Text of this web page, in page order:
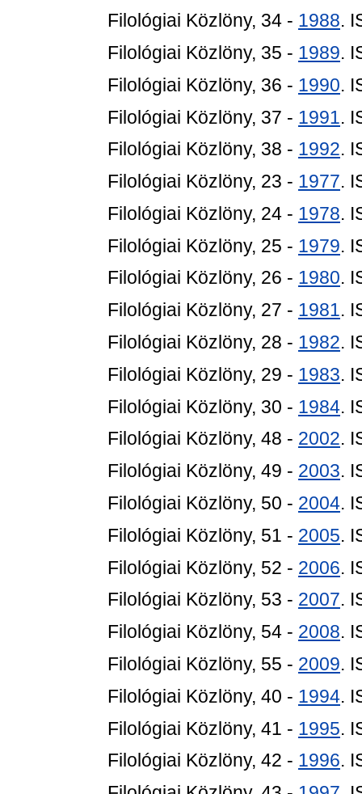
Filológiai Közlöny, 34 - 1988.
Filológiai Közlöny, 35 - 1989.
Filológiai Közlöny, 36 - 1990.
Filológiai Közlöny, 37 - 1991.
Filológiai Közlöny, 38 - 1992.
Filológiai Közlöny, 23 - 1977.
Filológiai Közlöny, 24 - 1978.
Filológiai Közlöny, 25 - 1979.
Filológiai Közlöny, 26 - 1980.
Filológiai Közlöny, 27 - 1981.
Filológiai Közlöny, 28 - 1982.
Filológiai Közlöny, 29 - 1983.
Filológiai Közlöny, 30 - 1984.
Filológiai Közlöny, 48 - 2002.
Filológiai Közlöny, 49 - 2003.
Filológiai Közlöny, 50 - 2004.
Filológiai Közlöny, 51 - 2005.
Filológiai Közlöny, 52 - 2006.
Filológiai Közlöny, 53 - 2007.
Filológiai Közlöny, 54 - 2008.
Filológiai Közlöny, 55 - 2009.
Filológiai Közlöny, 40 - 1994.
Filológiai Közlöny, 41 - 1995.
Filológiai Közlöny, 42 - 1996.